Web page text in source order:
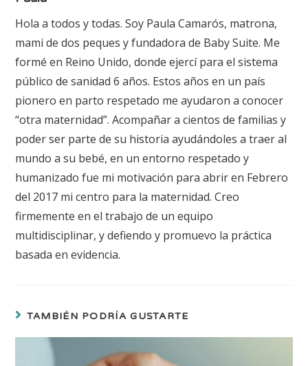
Hola a todos y todas. Soy Paula Camarós, matrona,
mami de dos peques y fundadora de Baby Suite. Me
formé en Reino Unido, donde ejercí para el sistema
público de sanidad 6 años. Estos años en un país
pionero en parto respetado me ayudaron a conocer
“otra maternidad”. Acompañar a cientos de familias y
poder ser parte de su historia ayudándoles a traer al
mundo a su bebé, en un entorno respetado y
humanizado fue mi motivación para abrir en Febrero
del 2017 mi centro para la maternidad. Creo
firmemente en el trabajo de un equipo
multidisciplinar, y defiendo y promuevo la práctica
basada en evidencia.
TAMBIÉN PODRÍA GUSTARTE